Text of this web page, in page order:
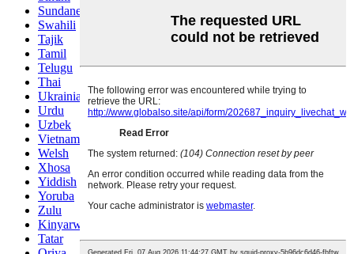
Sundanese
Swahili
Tajik
Tamil
Telugu
Thai
Ukrainian
Urdu
Uzbek
Vietnamese
Welsh
Xhosa
Yiddish
Yoruba
Zulu
Kinyarwanda
Tatar